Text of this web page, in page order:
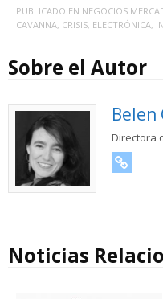
PUBLICADO EN NEGOCIOS
CAVANNA, CRISIS, ELECTRÓNICA,
Sobre el Autor
Belen
Directora
Noticias